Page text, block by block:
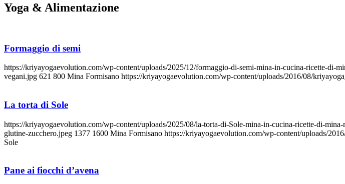
Yoga & Alimentazione
Formaggio di semi
https://kriyayogaevolution.com/wp-content/uploads/2025/12/formaggio-di-semi-mina-in-cucina-ricette-di-
vegani.jpg 621 800 Mina Formisano https://kriyayogaevolution.com/wp-content/uploads/2016/08/
La torta di Sole
https://kriyayogaevolution.com/wp-content/uploads/2025/08/la-torta-di-Sole-mina-in-cucina-ricette-di-
glutine-zucchero.jpeg 1377 1600 Mina Formisano https://kriyayogaevolution.com/wp-content/uploads/
Sole
Pane ai fiocchi d’avena